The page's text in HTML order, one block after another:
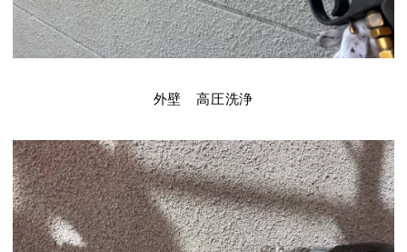
外壁 高圧洗浄